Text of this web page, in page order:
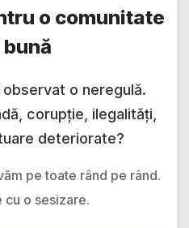
o comunitate
o neregulă.
corupție, ilegalități,
deteriorate?
pe toate rând pe rând.
cu o sesizare.